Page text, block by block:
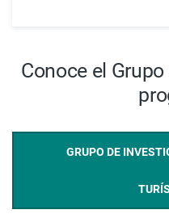
Conoce el
GRUPO DE